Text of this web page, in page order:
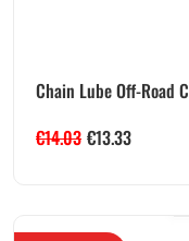
Chain Lube Off-Road
€14.03 €13.33